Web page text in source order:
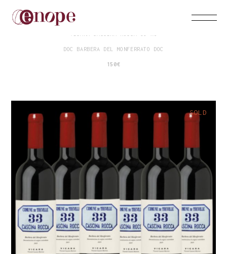
DOC BARBERA DEL MONFERRATO DOC
150€
SOLD